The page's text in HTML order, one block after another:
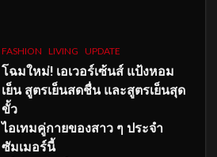
FASHION LIVING UPDATE
โฉมใหม่! เอเวอร์เซ้นส์ แป้งหอม
เย็น สูตรเย็นสดชื่น และสูตรเย็นสุด
ขั้ว
ไอเทมคู่กายของสาว ๆ ประจำ
ซัมเมอร์นี้